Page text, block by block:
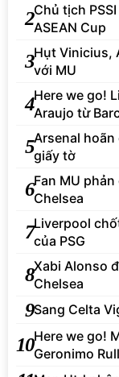
2Chủ tịch
ASEAN Cup
3Hụt Vinicius,
với MU
4Here we go!
Araujo từ
5Arsenal
giấy tờ
6Fan MU
Chelsea
7Liverpool
của PSG
8Xabi Alonso
Chelsea
9Sang Celta
10Here we go!
Geronimo